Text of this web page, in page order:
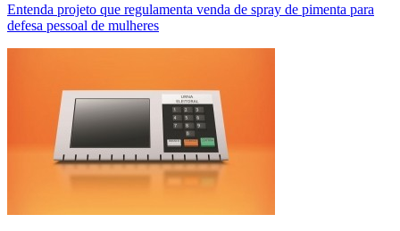
Entenda projeto que regulamenta venda de spray de pimenta para
defesa pessoal de mulheres